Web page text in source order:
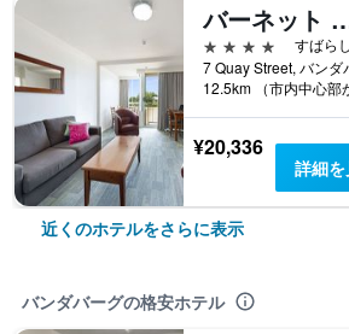
バーネット リ
4つ星
すばら
12.5km （市内中心部
¥20,336
詳細
近くのホテルをさらに表示
バンダバーグの格安ホテル